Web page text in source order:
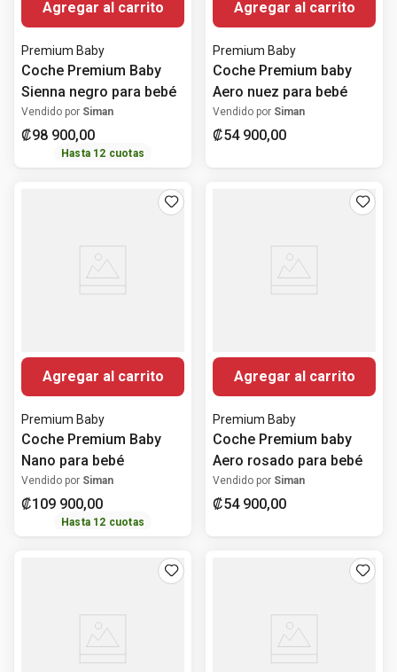
Agregar al carrito
Premium Baby
Coche Premium Baby
Sienna negro para bebé
Vendido por Siman
₡98 900,00
Hasta 12 cuotas
Agregar al carrito
Premium Baby
Coche Premium baby
Aero nuez para bebé
Vendido por Siman
₡54 900,00
Agregar al carrito
Premium Baby
Coche Premium Baby
Nano para bebé
Vendido por Siman
₡109 900,00
Hasta 12 cuotas
Agregar al carrito
Premium Baby
Coche Premium baby
Aero rosado para bebé
Vendido por Siman
₡54 900,00